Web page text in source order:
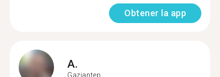
Obtener la app
A.
Gaziantep